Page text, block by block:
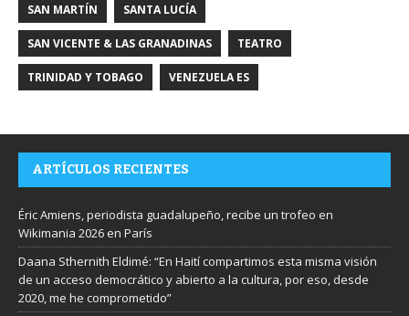
SAN MARTÍN SANTA LUCÍA
SAN VICENTE & LAS GRANADINAS TEATRO
TRINIDAD Y TOBAGO VENEZUELA ES
ARTÍCULOS RECIENTES
Éric Amiens, periodista guadalupeño, recibe un trofeo en
Wikimania 2026 en París
Daana Sthernith Eldimé: “En Haití compartimos esta misma visión
de un acceso democrático y abierto a la cultura, por eso, desde
2020, me he comprometido”